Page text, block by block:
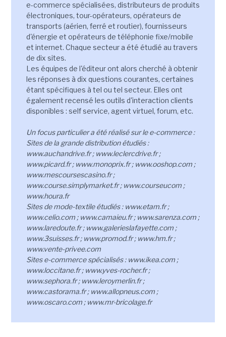
e-commerce spécialisées, distributeurs de produits
électroniques, tour-opérateurs, opérateurs de
transports (aérien, ferré et routier), fournisseurs
d'énergie et opérateurs de téléphonie fixe/mobile
et internet. Chaque secteur a été étudié au travers
de dix sites.
Les équipes de l'éditeur ont alors cherché à obtenir
les réponses à dix questions courantes, certaines
étant spécifiques à tel ou tel secteur. Elles ont
également recensé les outils d'interaction clients
disponibles : self service, agent virtuel, forum, etc.
Un focus particulier a été réalisé sur le e-commerce:
Sites de la grande distribution étudiés :
www.auchandrive.fr ; www.leclercdrive.fr ;
www.picard.fr ; www.monoprix.fr ; www.ooshop.com ;
www.mescoursescasino.fr ;
www.course.simplymarket.fr ; www.courseucom ;
www.houra.fr
Sites de mode-textile étudiés : www.etam.fr ;
www.celio.com ; www.camaieu.fr ; www.sarenza.com ;
www.laredoute.fr ; www.galerieslafayette.com ;
www.3suisses.fr ; www.promod.fr ; www.hm.fr ;
www.vente-privee.com
Sites e-commerce spécialisés : www.ikea.com ;
www.loccitane.fr ; www.yves-rocher.fr ;
www.sephora.fr ; www.leroymerlin.fr ;
www.castorama.fr ; www.allopneus.com ;
www.oscaro.com ; www.mr-bricolage.fr